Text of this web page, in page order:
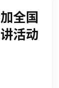
全国
活动